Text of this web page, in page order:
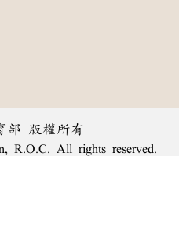
部 版權所有
R.O.C. All rights reserved.